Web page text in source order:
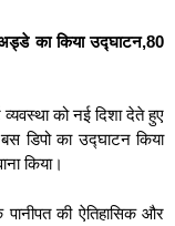
का किया उद्घाटन,80
व्यवस्था को नई दिशा देते हुए
डिपो का उद्घाटन किया
किया।
की ऐतिहासिक और